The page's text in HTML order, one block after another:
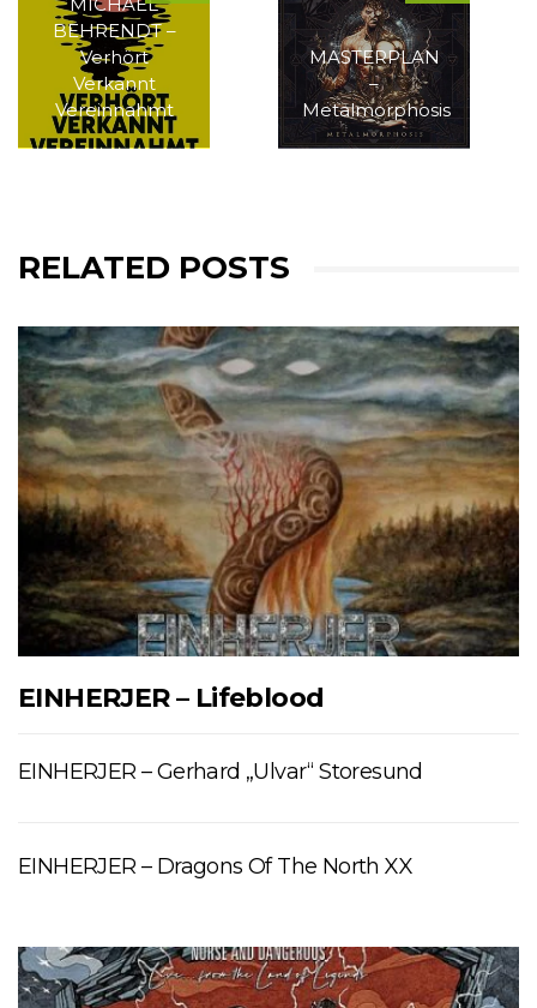
BEHRENDT –
Verhört
Verkannt
Vereinnahmt
MASTERPLAN
–
Metalmorphosis
RELATED POSTS
EINHERJER – Lifeblood
EINHERJER – Gerhard „Ulvar“ Storesund
EINHERJER – Dragons Of The North XX